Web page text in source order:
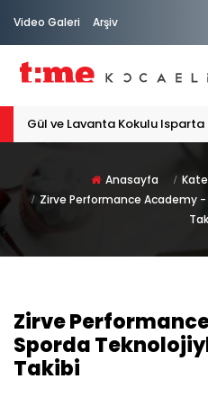
Video Galeri Arşiv
PATİLİ DOSTA HAYATIMIZA "HOŞ GELDİN" DİYORSAK
Anasayfa
Zirve Performance Academy
Zirve
Sporda
Takibi